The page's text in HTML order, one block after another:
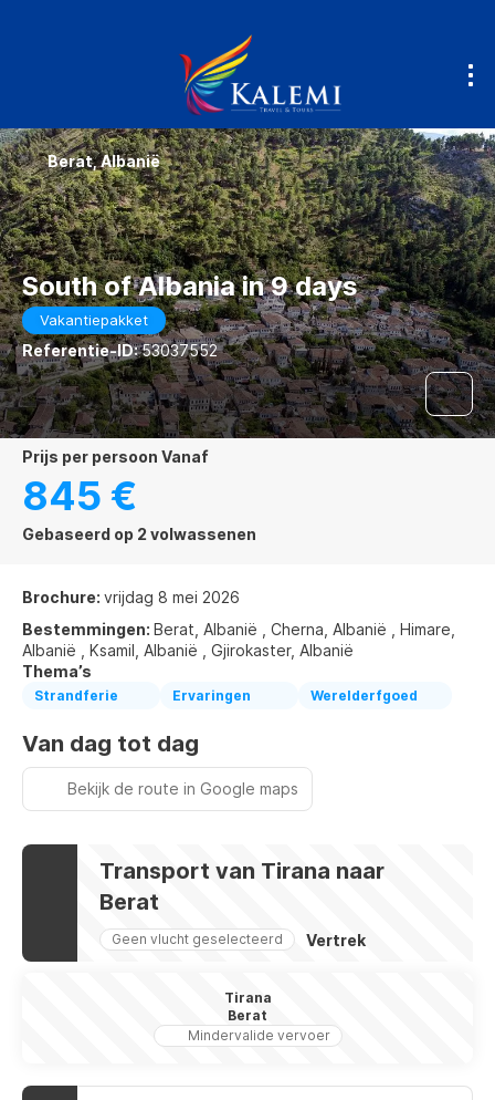
South of Albania in 9 days
Vakantiepakket
Referentie-ID:53037552
Berat, Albanië
prijs per persoon Vanaf
845 €
Gebaseerd op 2 volwassenen
Brochure: vrijdag 8 mei 2026
Bestemmingen: Berat, Albanië , Cherna, Albanië , Himare,
Albanië , Ksamil, Albanië , Gjirokaster, Albanië
Thema’s
Strandferie Ervaringen Werelderfgoed
Van dag tot dag
Bekijk de route in Google maps
Transport van Tirana naar
Berat
Geen vlucht geselecteerd Vertrek
Tirana
Berat
Mindervalide vervoer